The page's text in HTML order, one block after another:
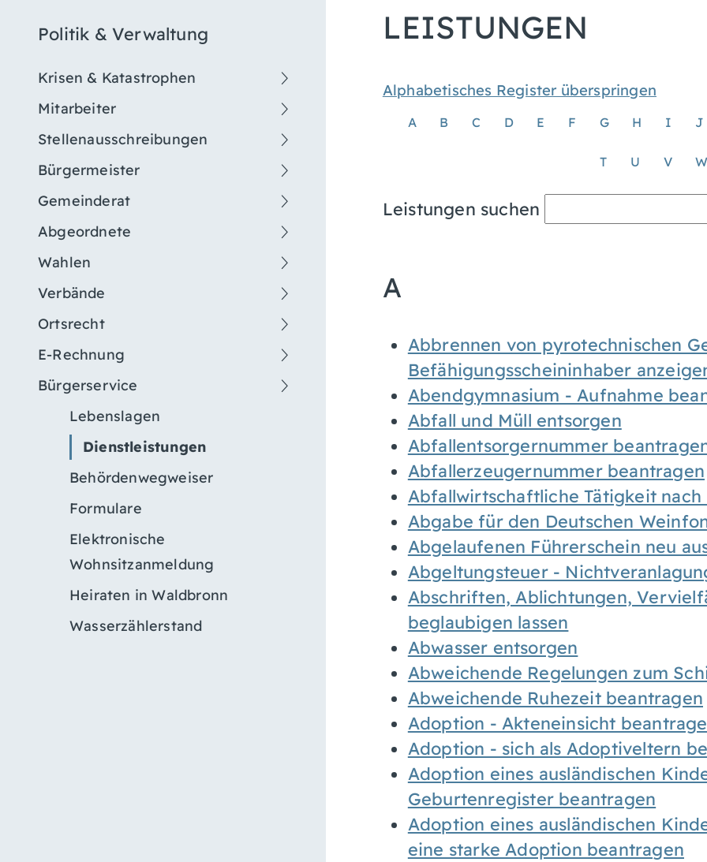
Politik & Verwaltung
Krisen & Katastrophen
Mitarbeiter
Stellenausschreibungen
Bürgermeister
Gemeinderat
Abgeordnete
Wahlen
Verbände
Ortsrecht
E-Rechnung
Bürgerservice
Lebenslagen
Dienstleistungen
Behördenwegweiser
Formulare
Elektronische
Wohnsitzanmeldung
Heiraten in Waldbronn
Wasserzählerstand
LEISTUNGEN
Alphabetisches Register überspringen
A B C D E F G H I J
T U V W
Leistungen suchen
A
Abbrennen von pyrotechnischen
Befähigungsscheininhaber
Abendgymnasium - Aufnahme
Abfall und Müll entsorgen
Abfallentsorgernummer
Abfallerzeugernummer beantragen
Abfallwirtschaftliche Tätigkeit
Abgabe für den Deutschen
Abgelaufenen Führerschein neu
Abgeltungsteuer -
Abschriften, Ablichtungen,
beglaubigen lassen
Abwasser entsorgen
Abweichende Regelungen zum
Abweichende Ruhezeit beantragen
Adoption - Akteneinsicht
Adoption - sich als Adoptiveltern
Adoption eines ausländischen
Geburtenregister beantragen
Adoption eines ausländischen
eine starke Adoption beantragen